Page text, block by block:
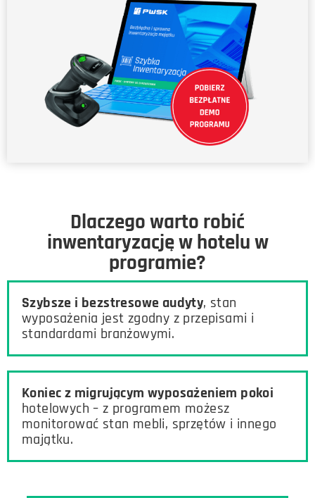
Dlaczego warto robić
inwentaryzację w hotelu w
programie?
Koniec z migrującym wyposażeniem pokoi
hotelowych – z programem możesz
monitorować stan mebli, sprzętów i innego
majątku.
Szybsze i bezstresowe audyty, stan
wyposażenia jest zgodny z przepisami i
standardami branżowymi.